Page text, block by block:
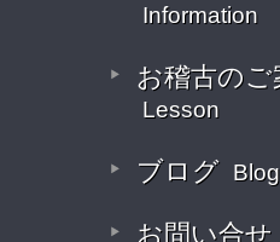
Information
お稽古のご
Lesson
ブログ Blog
お問い合せ